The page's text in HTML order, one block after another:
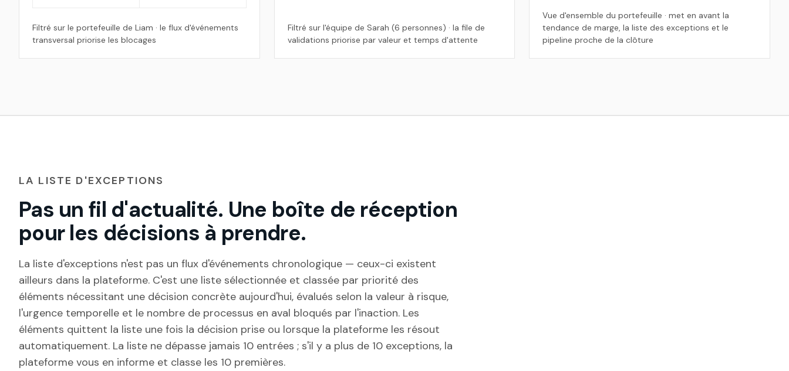
Filtré sur le portefeuille de Liam · le flux d'événements
transversal priorise les blocages
Filtré sur l'équipe de Sarah (6 personnes) · la file de
validations priorise par valeur et temps d'attente
Vue d'ensemble du portefeuille · met en avant la
tendance de marge, la liste des exceptions et le
pipeline proche de la clôture
LA LISTE D'EXCEPTIONS
Pas un fil d'actualité. Une boîte de réception
pour les décisions à prendre.
La liste d'exceptions n'est pas un flux d'événements chronologique — ceux-ci existent
ailleurs dans la plateforme. C'est une liste sélectionnée et classée par priorité des
éléments nécessitant une décision concrète aujourd'hui, évalués selon la valeur à risque,
l'urgence temporelle et le nombre de processus en aval bloqués par l'inaction. Les
éléments quittent la liste une fois la décision prise ou lorsque la plateforme les résout
automatiquement. La liste ne dépasse jamais 10 entrées ; s'il y a plus de 10 exceptions, la
plateforme vous en informe et classe les 10 premières.